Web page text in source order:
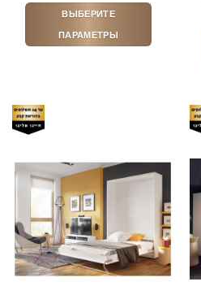
ВЫБЕРИТЕ
ПАРАМЕТРЫ
несколько
вариаций.
Опции
выбрать
на
странице
товара.